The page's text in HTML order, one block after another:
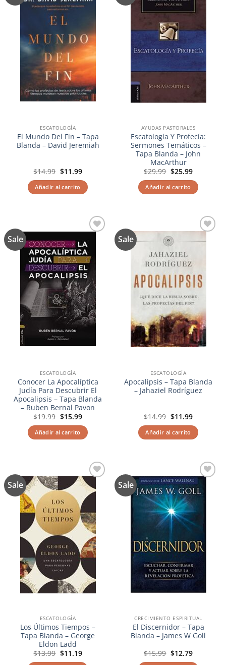
lista de
ESCATOLOGÍA
El Mundo Del Fin – Tapa
Blanda – David Jeremiah
$14.99 El
precio
original
era:
$14.99.
$11.99El
actual
es:
$11.99.
Añadir al carrito
deseos
AYUDAS PASTORALES
Escatología Y Profecía:
Sermones Temáticos –
Tapa Blanda – John
MacArthur
$29.99 El
precio
original
era:
$29.99.
$25.99El
actual
es:
$25.99.
Añadir al carrito
Sale
lista de
deseos
ESCATOLOGÍA
Conocer La Apocalíptica
Judía Para Descubrir El
Apocalipsis – Tapa Blanda
– Ruben Bernal Pavon
$19.99 El
precio
original
era:
$19.99.
$15.99El
actual
es:
$15.99.
Añadir al carrito
Sale
ESCATOLOGÍA
Apocalipsis – Tapa Blanda
– Jahaziel Rodríguez
$14.99 El
precio
original
era:
$14.99.
$11.99El
actual
es:
$11.99.
Añadir al carrito
Sale
Añadir
a la
lista de
deseos
ESCATOLOGÍA
Los Últimos Tiempos –
Tapa Blanda – George
Eldon Ladd
$13.99 El
$11.19El
Sale
Añadir
a la
CRECIMIENTO ESPIRITUAL
El Discernidor – Tapa
Blanda – James W Goll
$15.99 El
$12.79El